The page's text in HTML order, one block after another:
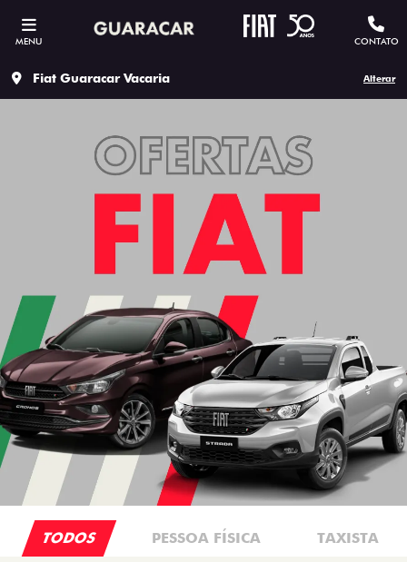
MENU CONTATO
Fiat Guaracar Vacaria Alterar
TODOS PESSOA FÍSICA TAXISTA